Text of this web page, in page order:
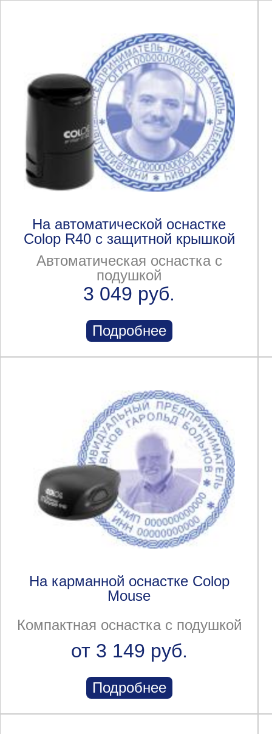
На автоматической оснастке
Colop R40 с защитной крышкой
Автоматическая оснастка с
подушкой
3 049 руб.
Подробнее
На карманной оснастке Colop
Mouse
Компактная оснастка с подушкой
от 3 149 руб.
Подробнее